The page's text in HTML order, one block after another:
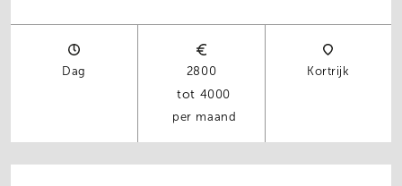
Dag
2800
4000
per maand
Kortrijk